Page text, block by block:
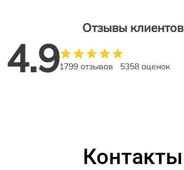
Отзывы клиентов
4.91799 отзывов 5358 оценок
Контакты